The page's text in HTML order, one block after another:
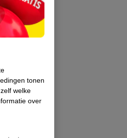
tonen
welke
over